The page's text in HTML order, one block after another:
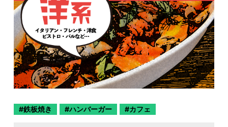
鉄板焼き ハンバーガー カフェ